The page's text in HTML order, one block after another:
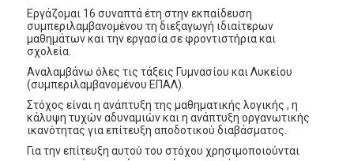
Εργάζομαι 16 συναπτά έτη στην εκπαίδευση
συμπεριλαμβανομένου τη διεξαγωγή ιδιαίτερων
μαθημάτων και την εργασία σε φροντιστήρια και
σχολεία.
Αναλαμβάνω όλες τις τάξεις Γυμνασίου και Λυκείου
(συμπεριλαμβανομένου ΕΠΑΛ).
Στόχος είναι η ανάπτυξη της μαθηματικής λογικής , η
κάλυψη τυχών αδυναμιών και η ανάπτυξη οργανωτικής
ικανότητας για επίτευξη αποδοτικού διαβάσματος.
Για την επίτευξη αυτού του στόχου χρησιμοποιούνται